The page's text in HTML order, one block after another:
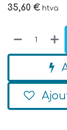
35,60 € htva